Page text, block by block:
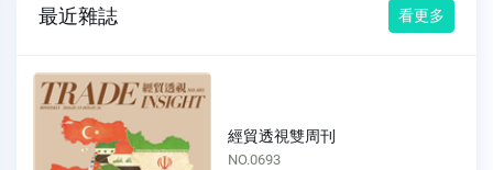
最近雜誌 看更多
經貿透視雙周刊
NO.0692